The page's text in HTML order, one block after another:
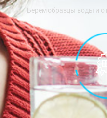
Берём образцы воды и